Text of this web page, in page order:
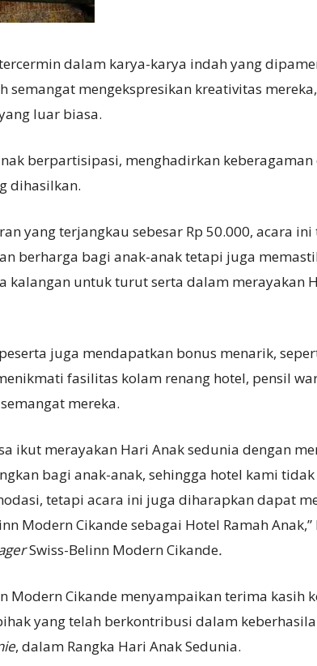
dalam karya-karya indah yang
semangat mengekspresikan kreativitas
luar biasa.
berpartisipasi, menghadirkan
dihasilkan.
yang terjangkau sebesar Rp 50.000, acara
berharga bagi anak-anak tetapi juga
kalangan untuk turut serta dalam merayakan
juga mendapatkan bonus menarik,
fasilitas kolam renang hotel, pensil
mereka.
ikut merayakan Hari Anak sedunia dengan
bagi anak-anak, sehingga hotel kami
tetapi acara ini juga diharapkan dapat
Modern Cikande sebagai Hotel Ramah
Swiss-Belinn Modern Cikande.
Modern Cikande menyampaikan terima kasih
yang telah berkontribusi dalam
, dalam Rangka Hari Anak Sedunia.